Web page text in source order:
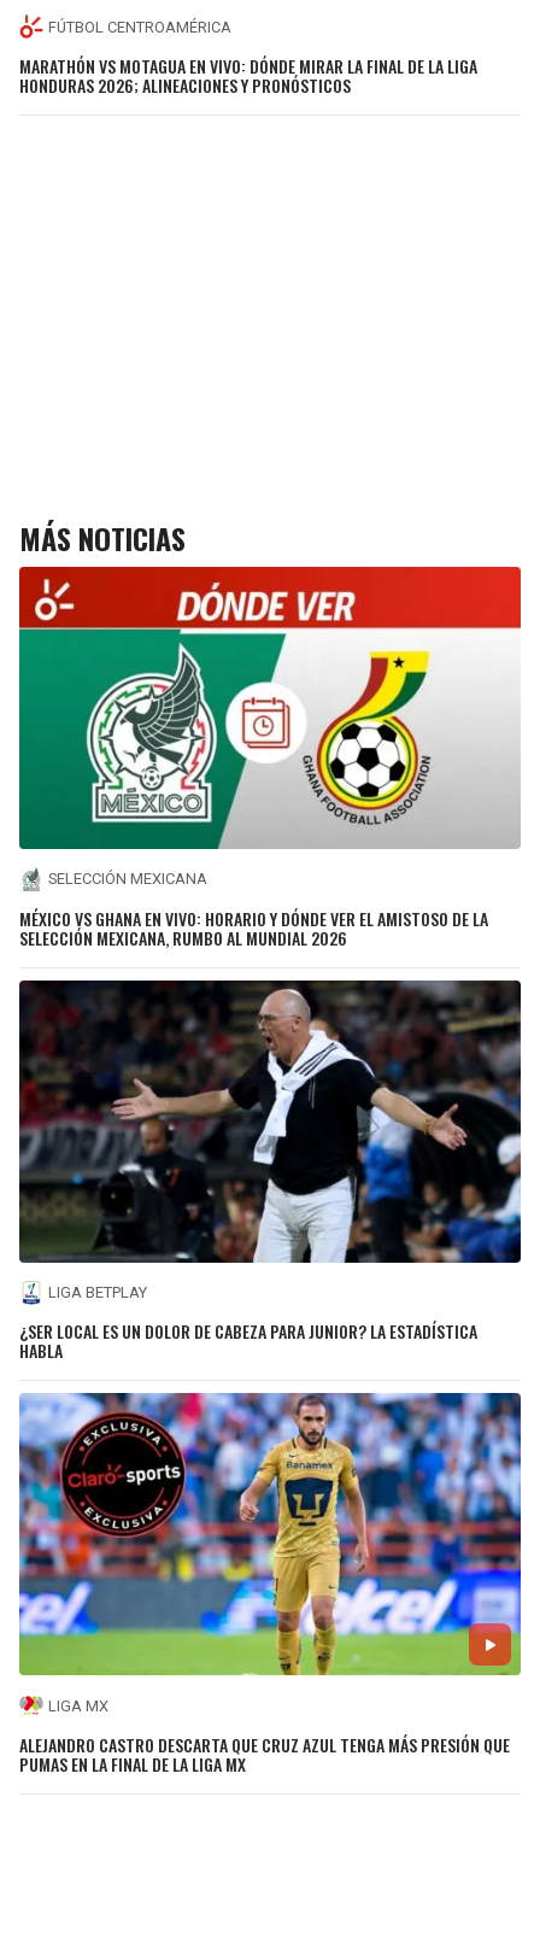
FÚTBOL CENTROAMÉRICA
MARATHÓN VS MOTAGUA EN VIVO: DÓNDE MIRAR LA FINAL DE LA LIGA
HONDURAS 2026; ALINEACIONES Y PRONÓSTICOS
MÁS NOTICIAS
SELECCIÓN MEXICANA
MÉXICO VS GHANA EN VIVO: HORARIO Y DÓNDE VER EL AMISTOSO DE LA
SELECCIÓN MEXICANA, RUMBO AL MUNDIAL 2026
LIGA BETPLAY
¿SER LOCAL ES UN DOLOR DE CABEZA PARA JUNIOR? LA ESTADÍSTICA
HABLA
LIGA MX
ALEJANDRO CASTRO DESCARTA QUE CRUZ AZUL TENGA MÁS PRESIÓN QUE
PUMAS EN LA FINAL DE LA LIGA MX